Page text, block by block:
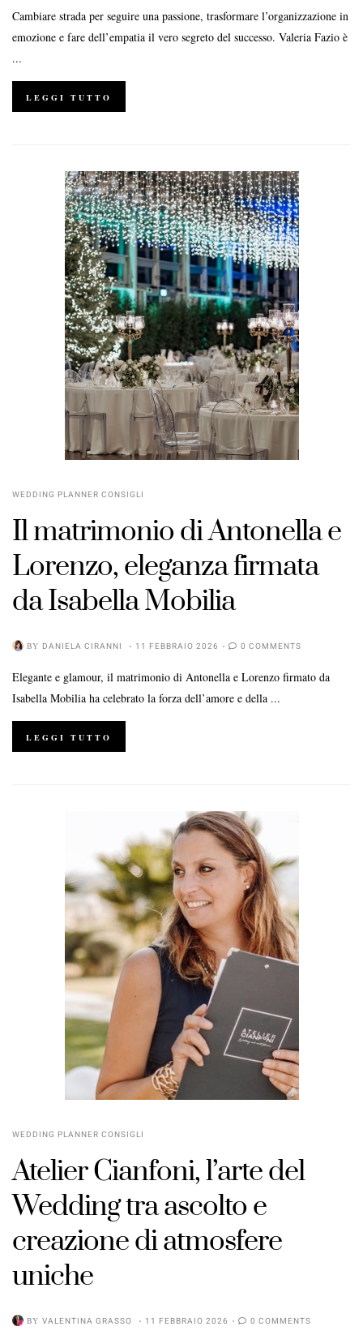
Cambiare strada per seguire una passione, trasformare l’organizzazione in
emozione e fare dell’empatia il vero segreto del successo. Valeria Fazio è
...
LEGGI TUTTO
WEDDING PLANNER CONSIGLI
Il matrimonio di Antonella e
Lorenzo, eleganza firmata
da Isabella Mobilia
BY DANIELA CIRANNI 11 FEBBRAIO 2026 0 COMMENTS
Elegante e glamour, il matrimonio di Antonella e Lorenzo firmato da
Isabella Mobilia ha celebrato la forza dell’amore e della ...
LEGGI TUTTO
WEDDING PLANNER CONSIGLI
Atelier Cianfoni, l’arte del
Wedding tra ascolto e
creazione di atmosfere
uniche
BY VALENTINA GRASSO 11 FEBBRAIO 2026 0 COMMENTS